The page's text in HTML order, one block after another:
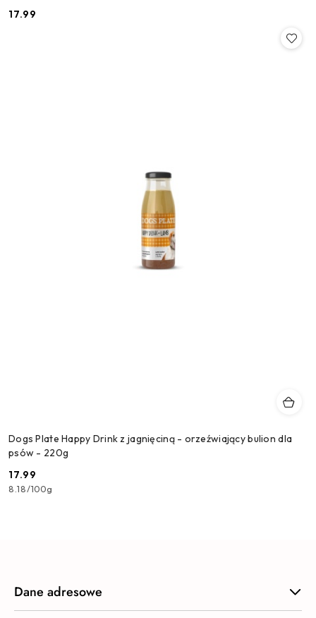
Cena:
17.99
Dogs Plate Happy Drink z jagnięciną - orzeźwiający bulion dla
psów - 220g
Cena:
17.99
8.18/100g
Dane adresowe